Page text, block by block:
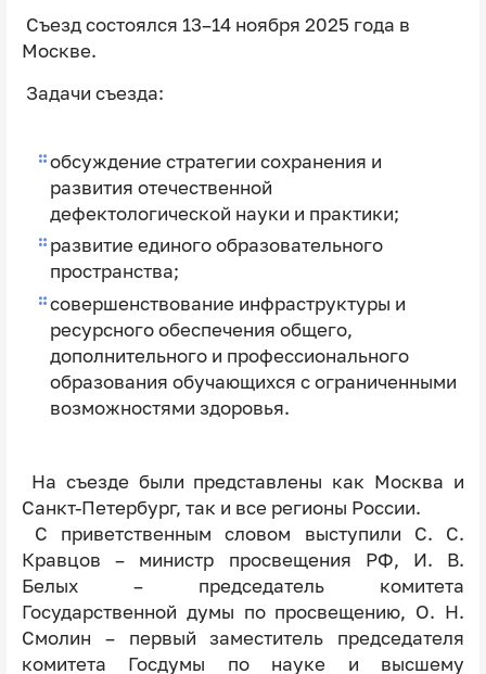
Съезд состоялся 13–14 ноября 2025 года в
Москве.
Задачи съезда:
обсуждение стратегии сохранения и
развития отечественной
дефектологической науки и практики;
развитие единого образовательного
пространства;
совершенствование инфраструктуры и
ресурсного обеспечения общего,
дополнительного и профессионального
образования обучающихся с ограниченными
возможностями здоровья.
На съезде были представлены как Москва и
Санкт-Петербург, так и все регионы России.
С приветственным словом выступили С. С.
Кравцов – министр просвещения РФ, И. В.
Белых – председатель комитета
Государственной думы по просвещению, О. Н.
Смолин – первый заместитель председателя
комитета Госдумы по науке и высшему